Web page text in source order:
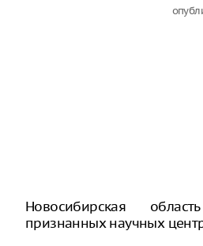
Новосибирская
признанных научных